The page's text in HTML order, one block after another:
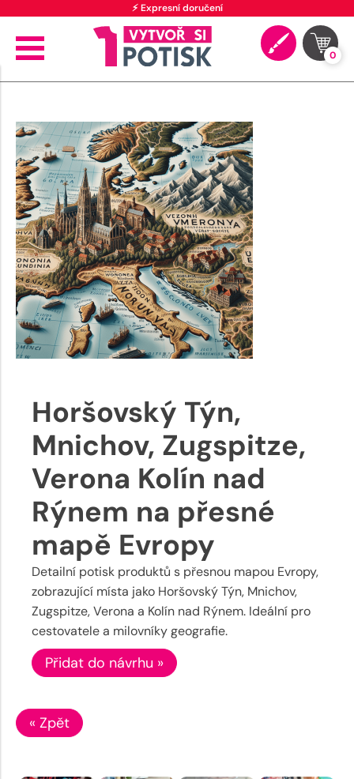
⚡ Expresní doručení
0
Horšovský Týn,
Mnichov, Zugspitze,
Verona Kolín nad
Rýnem na přesné
mapě Evropy
Detailní potisk produktů s přesnou mapou Evropy,
zobrazující místa jako Horšovský Týn, Mnichov,
Zugspitze, Verona a Kolín nad Rýnem. Ideální pro
cestovatele a milovníky geografie.
Přidat do návrhu »
« Zpět